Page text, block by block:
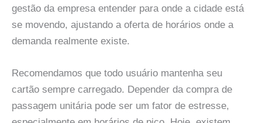
gestão da empresa entender para onde a cidade está
se movendo, ajustando a oferta de horários onde a
demanda realmente existe.
Recomendamos que todo usuário mantenha seu
cartão sempre carregado. Depender da compra de
passagem unitária pode ser um fator de estresse,